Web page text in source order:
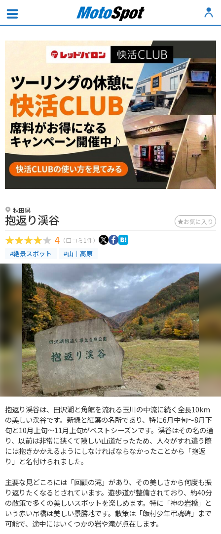
秋田県
抱返り渓谷 お気に入り
4 （口コミ1件）
#絶景スポット #山｜高原
抱返り渓谷は、田沢湖と角館を流れる玉川の中流に続く全長10km
の美しい渓谷です。新緑と紅葉の名所であり、特に6月中旬～8月下
旬と10月上旬～11月上旬がベストシーズンです。渓谷はその名の通
り、以前は非常に狭くて険しい山道だったため、人々がすれ違う際
には抱きかかえるようにしなければならなかったことから「抱返
り」と名付けられました。
主要な見どころには「回顧の滝」があり、その美しさから何度も振
り返りたくなるとされています。遊歩道が整備されており、約40分
の散策で多くの美しいスポットを楽しめます。特に「神の岩橋」と
いう赤い吊橋は美しい景勝地です。散策は「飯村少年弔魂碑」まで
可能で、途中にはいくつかの岩や滝が点在します。